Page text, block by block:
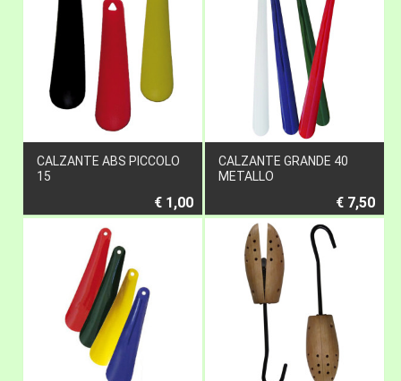
CALZANTE ABS PICCOLO
15
€ 1,00
CALZANTE GRANDE 40
METALLO
€ 7,50